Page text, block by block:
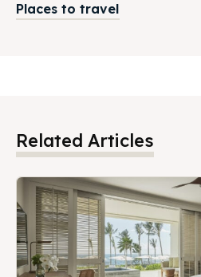
Places to travel
Related Articles